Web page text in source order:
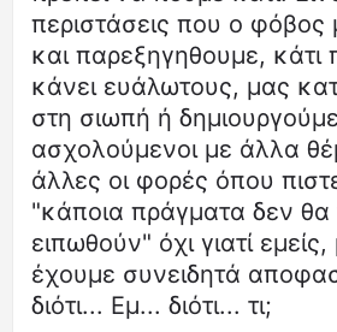
περιστάσεις που ο φόβος
και παρεξηγηθουμε, κάτι
κάνει ευάλωτους, μας
στη σιωπή ή
ασχολούμενοι με άλλα
άλλες οι φορές όπου
"κάποια πράγματα δεν θα
ειπωθούν" όχι γιατί
έχουμε συνειδητά
διότι... Εμ... διότι... τι;